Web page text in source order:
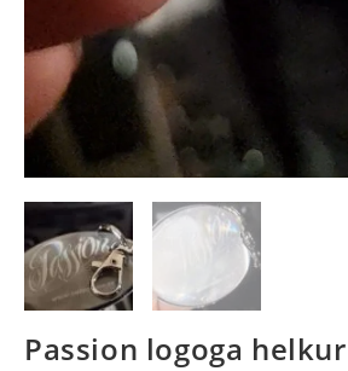
Passion logoga